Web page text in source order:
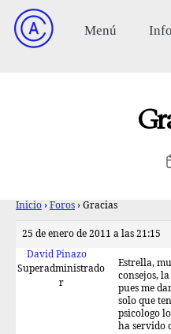
Inicio › Foros › Gracias
25 de enero de 2011 a las 21:15
David Pinazo
Superadministrado
r
Estrella,
consejos,
pues me
solo que
psicologo
ha servido